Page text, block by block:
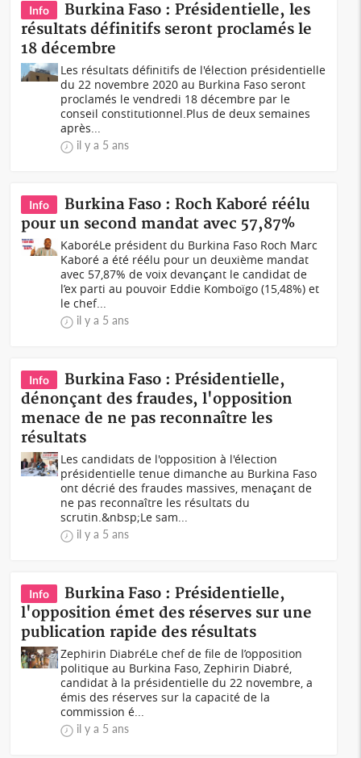
Info
Burkina Faso : Présidentielle, les
résultats définitifs seront proclamés le
18 décembre
Les résultats définitifs de l'élection présidentielle
du 22 novembre 2020 au Burkina Faso seront
proclamés le vendredi 18 décembre par le
conseil constitutionnel.Plus de deux semaines
après...
il y a 5 ans
Info
Burkina Faso : Roch Kaboré réélu
pour un second mandat avec 57,87%
KaboréLe président du Burkina Faso Roch Marc
Kaboré a été réélu pour un deuxième mandat
avec 57,87% de voix devançant le candidat de
l’ex parti au pouvoir Eddie Komboïgo (15,48%) et
le chef...
il y a 5 ans
Info
Burkina Faso : Présidentielle,
dénonçant des fraudes, l'opposition
menace de ne pas reconnaître les
résultats
Les candidats de l'opposition à l'élection
présidentielle tenue dimanche au Burkina Faso
ont décrié des fraudes massives, menaçant de
ne pas reconnaître les résultats du
scrutin.&nbsp;Le sam...
il y a 5 ans
Info
Burkina Faso : Présidentielle,
l'opposition émet des réserves sur une
publication rapide des résultats
Zephirin DiabréLe chef de file de l’opposition
politique au Burkina Faso, Zephirin Diabré,
candidat à la présidentielle du 22 novembre, a
émis des réserves sur la capacité de la
commission é...
il y a 5 ans